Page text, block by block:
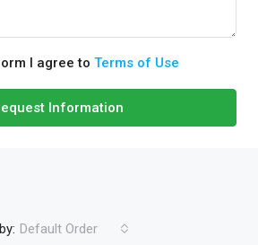
I agree to Terms of Use
Information
Default Order